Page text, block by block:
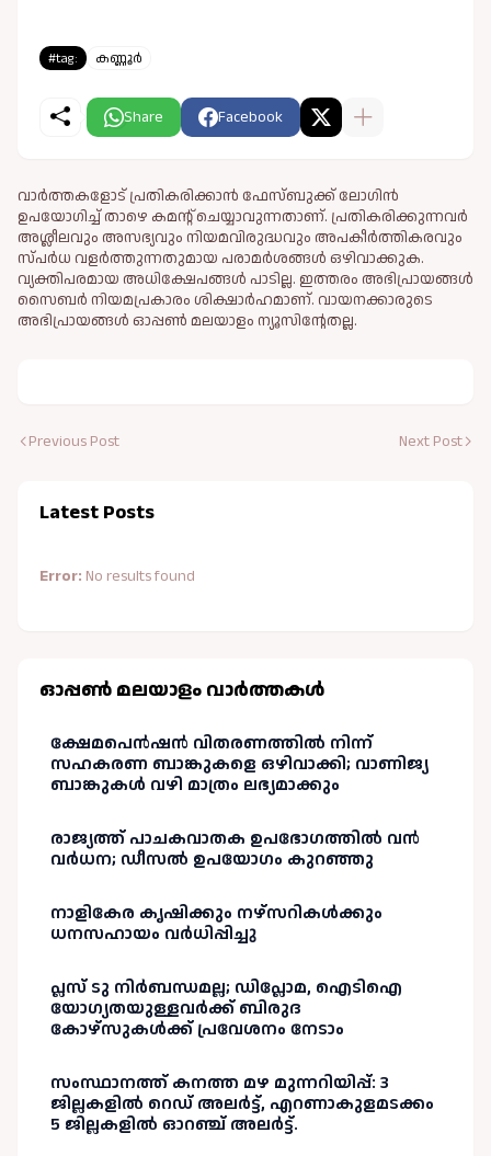
#tag: കണ്ണൂർ
Share Facebook
വാർത്തകളോട് പ്രതികരിക്കാൻ ഫേസ്ബുക്ക് ലോഗിൻ
ഉപയോഗിച്ച് താഴെ കമന്റ് ചെയ്യാവുന്നതാണ്. പ്രതികരിക്കുന്നവര്‍
അശ്ലീലവും അസഭ്യവും നിയമവിരുദ്ധവും അപകീര്‍ത്തികരവും
സ്പര്‍ധ വളര്‍ത്തുന്നതുമായ പരാമര്‍ശങ്ങള്‍ ഒഴിവാക്കുക.
വ്യക്തിപരമായ അധിക്ഷേപങ്ങള്‍ പാടില്ല. ഇത്തരം അഭിപ്രായങ്ങള്‍
സൈബര്‍ നിയമപ്രകാരം ശിക്ഷാര്‍ഹമാണ്. വായനക്കാരുടെ
അഭിപ്രായങ്ങള്‍ ഓപ്പൺ മലയാളം ന്യൂസിന്റേതല്ല.
Previous Post Next Post
Latest Posts
Error: No results found
ഓപ്പണ്‍ മലയാളം വാർത്തകള്‍
ക്ഷേമപെൻഷൻ വിതരണത്തിൽ നിന്ന്
സഹകരണ ബാങ്കുകളെ ഒഴിവാക്കി; വാണിജ്യ
ബാങ്കുകൾ വഴി മാത്രം ലഭ്യമാക്കും
രാജ്യത്ത് പാചകവാതക ഉപഭോഗത്തിൽ വൻ
വർധന; ഡീസൽ ഉപയോഗം കുറഞ്ഞു
നാളികേര കൃഷിക്കും നഴ്സറികൾക്കും
ധനസഹായം വർധിപ്പിച്ചു
പ്ലസ് ടു നിർബന്ധമല്ല; ഡിപ്ലോമ, ഐടിഐ
യോഗ്യതയുള്ളവർക്ക് ബിരുദ
കോഴ്‌സുകൾക്ക് പ്രവേശനം നേടാം
സംസ്ഥാനത്ത് കനത്ത മഴ മുന്നറിയിപ്പ്: 3
ജില്ലകളിൽ റെഡ് അലർട്ട്, എറണാകുളമടക്കം
5 ജില്ലകളിൽ ഓറഞ്ച് അലർട്ട്.